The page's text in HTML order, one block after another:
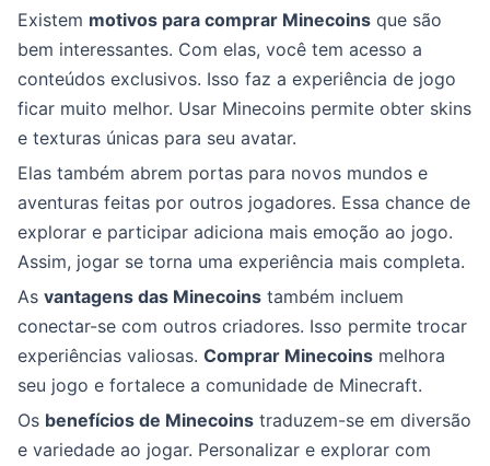
Existem motivos para comprar Minecoins que são
bem interessantes. Com elas, você tem acesso a
conteúdos exclusivos. Isso faz a experiência de jogo
ficar muito melhor. Usar Minecoins permite obter skins
e texturas únicas para seu avatar.
Elas também abrem portas para novos mundos e
aventuras feitas por outros jogadores. Essa chance de
explorar e participar adiciona mais emoção ao jogo.
Assim, jogar se torna uma experiência mais completa.
As vantagens das Minecoins também incluem
conectar-se com outros criadores. Isso permite trocar
experiências valiosas. Comprar Minecoins melhora
seu jogo e fortalece a comunidade de Minecraft.
Os benefícios de Minecoins traduzem-se em diversão
e variedade ao jogar. Personalizar e explorar com